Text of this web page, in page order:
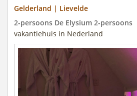
Gelderland | Lievelde
2-persoons De Elysium 2-persoons
vakantiehuis in Nederland